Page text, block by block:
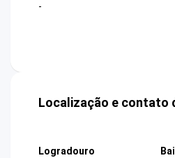
-
Localização e contato
Logradouro